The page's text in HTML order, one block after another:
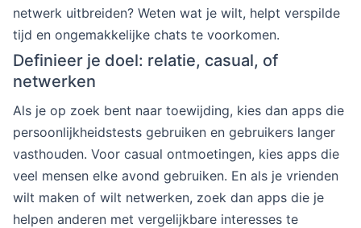
netwerk uitbreiden? Weten wat je wilt, helpt verspilde
tijd en ongemakkelijke chats te voorkomen.
Definieer je doel: relatie, casual, of
netwerken
Als je op zoek bent naar toewijding, kies dan apps die
persoonlijkheidstests gebruiken en gebruikers langer
vasthouden. Voor casual ontmoetingen, kies apps die
veel mensen elke avond gebruiken. En als je vrienden
wilt maken of wilt netwerken, zoek dan apps die je
helpen anderen met vergelijkbare interesses te